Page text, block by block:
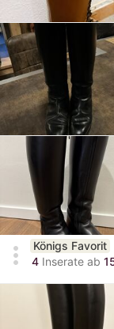
more_vert
Königs Favorit
4 Inserate ab